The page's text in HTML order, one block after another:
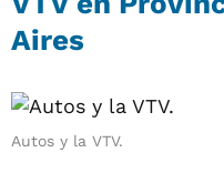
Aires
Autos y la VTV.